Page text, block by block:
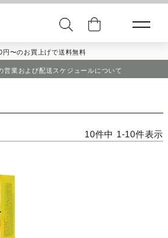
円〜のお買上げで送料無料
営業および配送スケジュールについて
10件中 1-10件表示